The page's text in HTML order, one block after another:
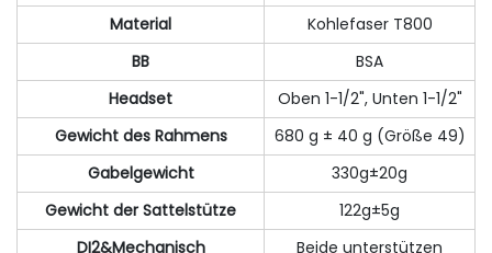
Material
Kohlefaser T800
BB
BSA
Headset
Oben 1-1/2", Unten 1-1/2"
Gewicht des Rahmens
680 g ± 40 g (Größe 49)
Gabelgewicht
330g±20g
Gewicht der Sattelstütze
122g±5g
DI2&Mechanisch
Beide unterstützen